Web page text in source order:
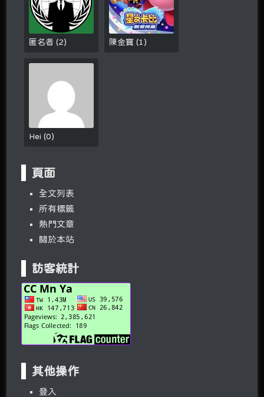
匿名者(2) 陳金寶(1 )
Hei(0)
頁面
全文列表
所有標籤
熱門文章
關於本站
訪客統計
其他操作
登入